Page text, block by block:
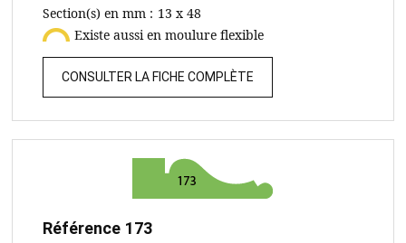
Section(s) en mm : 13 x 48
Existe aussi en moulure flexible
CONSULTER LA FICHE COMPLÈTE
Référence 173